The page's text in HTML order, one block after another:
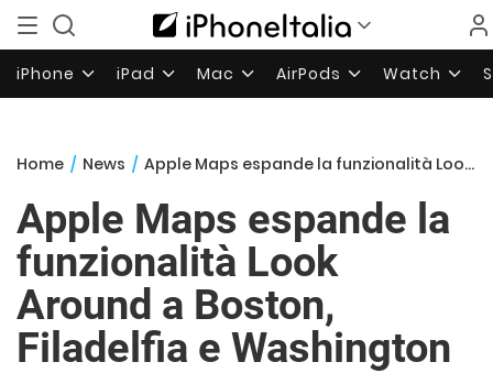
iPhone iPad Mac AirPods Watch
Home / News / Apple Maps espande la funzionalità Look Around a Boston, Filadelfia e Washington
Apple Maps espande la
funzionalità Look
Around a Boston,
Filadelfia e Washington